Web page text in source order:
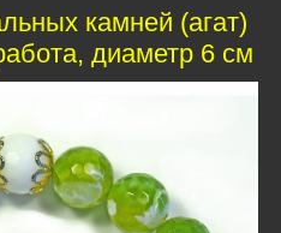
камней (агат)
диаметр 6 см